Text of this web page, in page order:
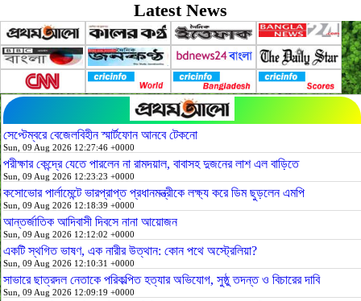
Latest News
সেপ্টেম্বরে বেজেলবিহীন স্মার্টফোন আনবে টেকনো
Sun, 09 Aug 2026 12:27:46 +0000
পরীক্ষার কেন্দ্রে যেতে পারলেন না রামদয়াল, বাবাসহ দুজনের লাশ এল বাড়িতে
Sun, 09 Aug 2026 12:23:23 +0000
কসোভোর পার্লামেন্টে ভারপ্রাপ্ত প্রধানমন্ত্রীকে লক্ষ্য করে ডিম ছুড়লেন এমপি
Sun, 09 Aug 2026 12:18:39 +0000
আন্তর্জাতিক আদিবাসী দিবসে নানা আয়োজন
Sun, 09 Aug 2026 12:12:02 +0000
একটি স্থগিত ভাষণ, এক নারীর উত্থান: কোন পথে অস্ট্রেলিয়া?
Sun, 09 Aug 2026 12:10:31 +0000
সাভারে ছাত্রদল নেতাকে পরিকল্পিত হত্যার অভিযোগ, সুষ্ঠু তদন্ত ও বিচারের দাবি
Sun, 09 Aug 2026 12:09:19 +0000